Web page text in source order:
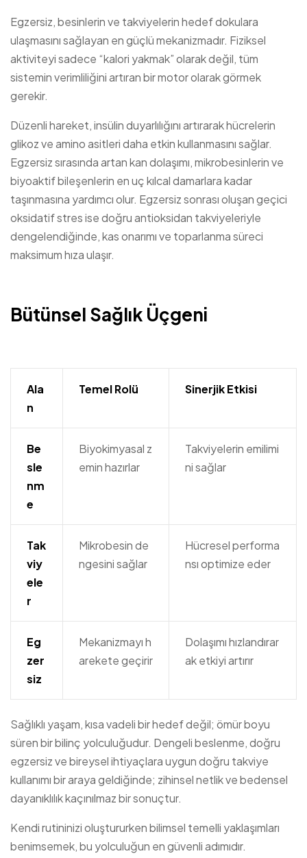
Egzersiz, besinlerin ve takviyelerin hedef dokulara
ulaşmasını sağlayan en güçlü mekanizmadır. Fiziksel
aktiviteyi sadece “kalori yakmak” olarak değil, tüm
sistemin verimliliğini artıran bir motor olarak görmek
gerekir.
Düzenli hareket, insülin duyarlılığını artırarak hücrelerin
glikoz ve amino asitleri daha etkin kullanmasını sağlar.
Egzersiz sırasında artan kan dolaşımı, mikrobesinlerin ve
biyoaktif bileşenlerin en uç kılcal damarlara kadar
taşınmasına yardımcı olur. Egzersiz sonrası oluşan geçici
oksidatif stres ise doğru antioksidan takviyeleriyle
dengelendiğinde, kas onarımı ve toparlanma süreci
maksimum hıza ulaşır.
Bütünsel Sağlık Üçgeni
Ala
n
Temel Rolü Sinerjik Etkisi
Be
sle
nm
e
Biyokimyasal z
emin hazırlar
Takviyelerin emilimi
ni sağlar
Tak
viy
ele
r
Mikrobesin de
ngesini sağlar
Hücresel performa
nsı optimize eder
Eg
zer
siz
Mekanizmayı h
arekete geçirir
Dolaşımı hızlandırar
ak etkiyi artırır
Sağlıklı yaşam, kısa vadeli bir hedef değil; ömür boyu
süren bir bilinç yolculuğudur. Dengeli beslenme, doğru
egzersiz ve bireysel ihtiyaçlara uygun doğru takviye
kullanımı bir araya geldiğinde; zihinsel netlik ve bedensel
dayanıklılık kaçınılmaz bir sonuçtur.
Kendi rutininizi oluştururken bilimsel temelli yaklaşımları
benimsemek, bu yolculuğun en güvenli adımıdır.